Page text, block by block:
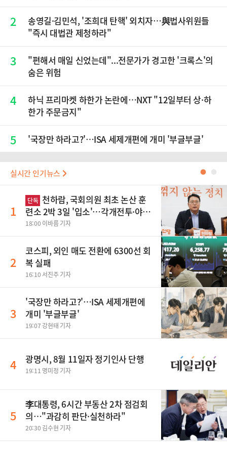
2
송영길·김민석, '조희대 탄핵' 외치자…與법사위원들
"즉시 대법관 제청하라"
3
"편해서 매일 신었는데"...전문가가 경고한 '크록스'의
숨은 위험
4
하닉 프리마켓 하한가 논란에…NXT "12일부터 상·하
한가 주문금지"
5 '국장만 하라고?'…ISA 세제개편에 개미 '부글부글'
실시간 인기뉴스 ●
1
단독 천하람, 국회의원 최초 논산 훈
련소 2박 3일 '입소'…각개전투·야간
행군 한다
18:00 이바름 기자
2
코스피, 외인 매도 전환에 6300선 회
복 실패
16:10 서진주 기자
3
'국장만 하라고?'…ISA 세제개편에
개미 '부글부글'
19:07 강현태 기자
4 광명시, 8월 11일자 정기인사 단행
19:11 명미정 기자
5
李대통령, 6시간 부동산 2차 점검회
의…"과감히 판단·실천하라"
20:30 김수현 기자